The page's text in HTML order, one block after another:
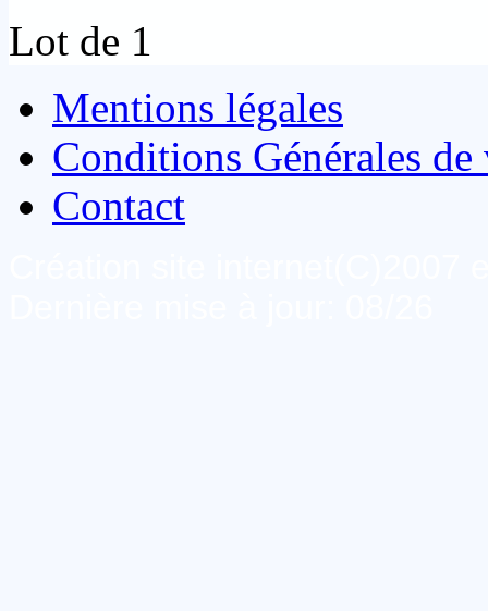
Lot de 1
Mentions légales
Conditions Générales de
Contact